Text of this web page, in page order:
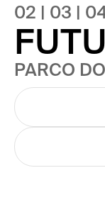
02 | 03 |
PARCO